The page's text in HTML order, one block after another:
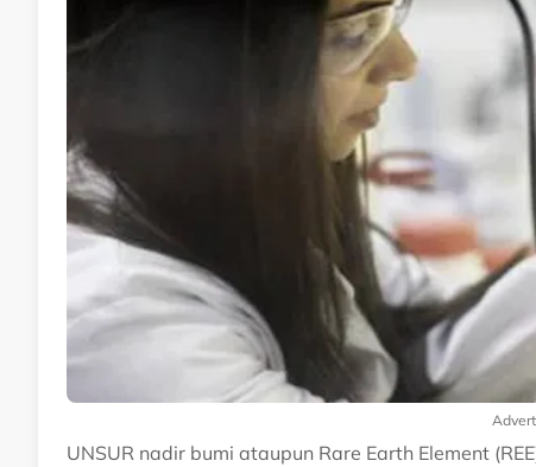
UNSUR nadir bumi ataupun Rare Earth Element